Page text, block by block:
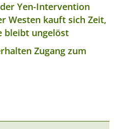
Yen-Intervention
Westen kauft sich Zeit,
bleibt ungelöst
Zugang zum